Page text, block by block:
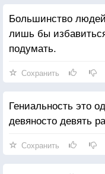
Большинство
лишь бы
подумать.
Сохранить
Гениальность это
девяносто девять
Сохранить